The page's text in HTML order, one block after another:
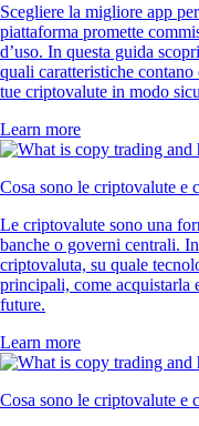
Scegliere la migliore app
piattaforma promette
d’uso. In questa guida
quali caratteristiche
tue criptovalute in modo
Learn more
Cosa sono le criptovalute e
Le criptovalute sono una
banche o governi centrali.
criptovaluta, su quale
principali, come acquistarla
future.
Learn more
Cosa sono le criptovalute e